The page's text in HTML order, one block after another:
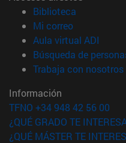
Biblioteca
Mi correo(abre en
Aula virtual ADI
Búsqueda de
Trabaja con nosotros
Información
TFNO +34 948 42 56 00
¿QUÉ GRADO TE
¿QUÉ MÁSTER TE